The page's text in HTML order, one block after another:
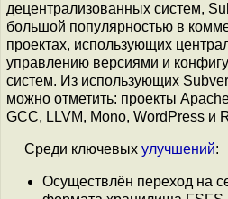
децентрализованных систем,
большой популярностью в
проектах, использующих
управлению версиями и
систем. Из использующих
можно отметить: проекты
GCC, LLVM, Mono, WordPress и
Среди ключевых улучшений:
Осуществлён переход на